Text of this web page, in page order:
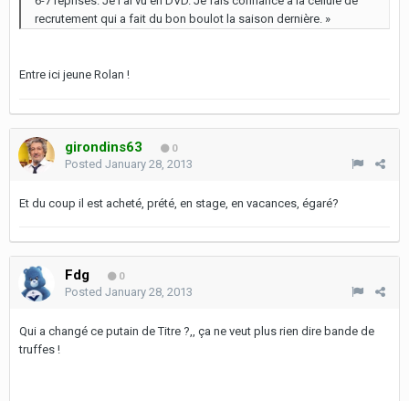
recrutement qui a fait du bon boulot la saison dernière. »
Entre ici jeune Rolan !
girondins63 0
Posted January 28, 2013
Et du coup il est acheté, prété, en stage, en vacances, égaré?
Fdg 0
Posted January 28, 2013
Qui a changé ce putain de Titre ?,, ça ne veut plus rien dire bande de
truffes !